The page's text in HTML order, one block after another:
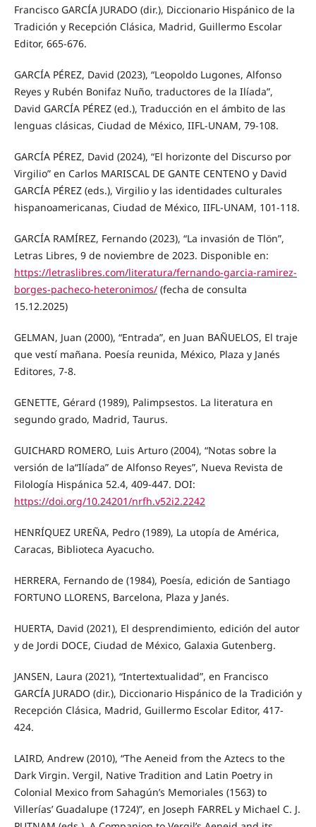
Francisco GARCÍA JURADO (dir.), Diccionario Hispánico de la
Tradición y Recepción Clásica, Madrid, Guillermo Escolar
Editor, 665-676.
GARCÍA PÉREZ, David (2023), “Leopoldo Lugones, Alfonso
Reyes y Rubén Bonifaz Nuño, traductores de la Ilíada”,
David GARCÍA PÉREZ (ed.), Traducción en el ámbito de las
lenguas clásicas, Ciudad de México, IIFL-UNAM, 79-108.
GARCÍA PÉREZ, David (2024), “El horizonte del Discurso por
Virgilio” en Carlos MARISCAL DE GANTE CENTENO y David
GARCÍA PÉREZ (eds.), Virgilio y las identidades culturales
hispanoamericanas, Ciudad de México, IIFL-UNAM, 101-118.
GARCÍA RAMÍREZ, Fernando (2023), “La invasión de Tlön”,
Letras Libres, 9 de noviembre de 2023. Disponible en:
https://letraslibres.com/literatura/fernando-garcia-ramirez-
borges-pacheco-heteronimos/(fecha de consulta
15.12.2025)
GELMAN, Juan (2000), “Entrada”, en Juan BAÑUELOS, El traje
que vestí mañana. Poesía reunida, México, Plaza y Janés
Editores, 7-8.
GENETTE, Gérard (1989), Palimpsestos. La literatura en
segundo grado, Madrid, Taurus.
GUICHARD ROMERO, Luis Arturo (2004), “Notas sobre la
versión de la“Ilíada” de Alfonso Reyes”, Nueva Revista de
Filología Hispánica 52.4, 409-447. DOI:
https://doi.org/10.24201/nrfh.v52i2.2242
HENRÍQUEZ UREÑA, Pedro (1989), La utopía de América,
Caracas, Biblioteca Ayacucho.
HERRERA, Fernando de (1984), Poesía, edición de Santiago
FORTUNO LLORENS, Barcelona, Plaza y Janés.
HUERTA, David (2021), El desprendimiento, edición del autor
y de Jordi DOCE, Ciudad de México, Galaxia Gutenberg.
JANSEN, Laura (2021), “Intertextualidad”, en Francisco
GARCÍA JURADO (dir.), Diccionario Hispánico de la Tradición y
Recepción Clásica, Madrid, Guillermo Escolar Editor, 417-
424.
LAIRD, Andrew (2010), “The Aeneid from the Aztecs to the
Dark Virgin. Vergil, Native Tradition and Latin Poetry in
Colonial Mexico from Sahagún’s Memoriales (1563) to
Villerías’ Guadalupe (1724)”, en Joseph FARREL y Michael C. J.